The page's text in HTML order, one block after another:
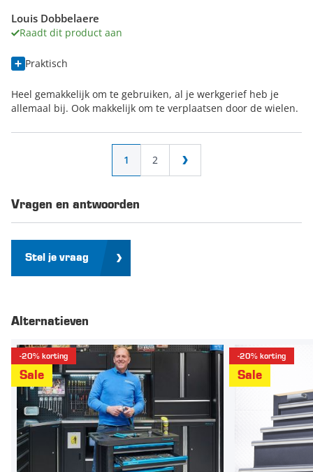
Louis Dobbelaere
Raadt dit product aan
Praktisch
Heel gemakkelijk om te gebruiken, al je werkgerief heb je
allemaal bij. Ook makkelijk om te verplaatsen door de wielen.
U lees momenteel pagina
1 Pagina
2 Pagina
Vragen en antwoorden
Stel je vraag
Alternatieven
-20% korting
Sale
-20% korting
Sale